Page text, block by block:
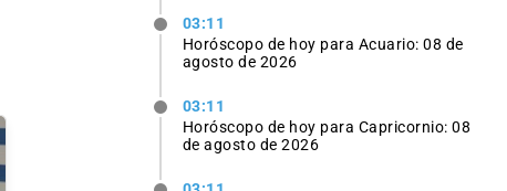
03:11
Horóscopo de hoy para Acuario: 08 de
agosto de 2026
03:11
Horóscopo de hoy para Capricornio: 08
de agosto de 2026